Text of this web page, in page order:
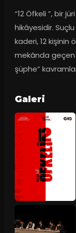
“12 Öfkeli ”, bir
hikâyesidir.
kaderi, 12 kişinin
mekânda geçen
şüphe”
Galeri